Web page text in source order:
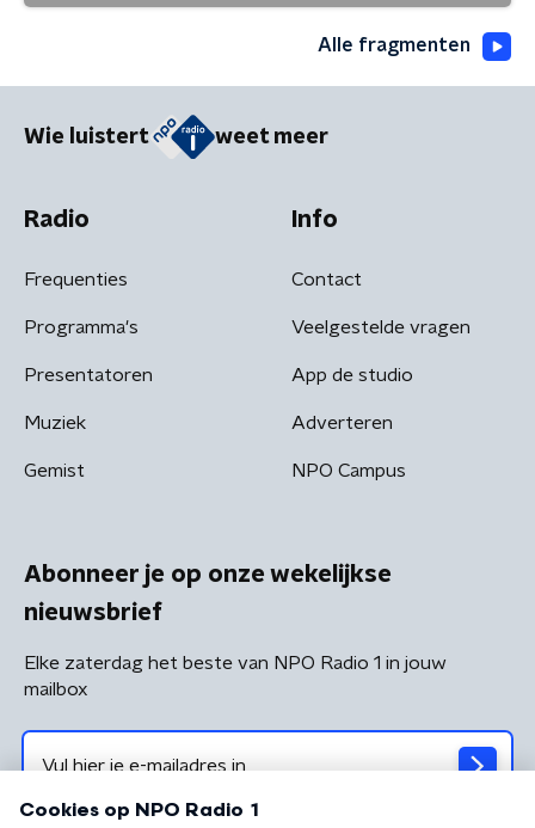
Alle fragmenten
Wie luistert weet meer
Radio
Frequenties
Programma's
Presentatoren
Muziek
Gemist
Info
Contact
Veelgestelde vragen
App de studio
Adverteren
NPO Campus
Abonneer je op onze wekelijkse
nieuwsbrief
Elke zaterdag het beste van NPO Radio 1 in jouw
mailbox